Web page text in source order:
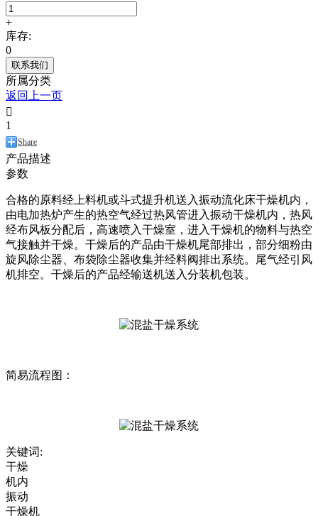
+
库存:
0
联系我们
所属分类
返回上一页

1
Share
产品描述
参数
合格的原料经上料机或斗式提升机送入振动流化床干燥机内，
由电加热炉产生的热空气经过热风管进入振动干燥机内，热风
经布风板分配后，高速喷入干燥室，进入干燥机的物料与热空
气接触并干燥。干燥后的产品由干燥机尾部排出，部分细粉由
旋风除尘器、布袋除尘器收集并经料阀排出系统。尾气经引风
机排空。干燥后的产品经输送机送入分装机包装。
简易流程图：
关键词:
干燥
机内
振动
干燥机